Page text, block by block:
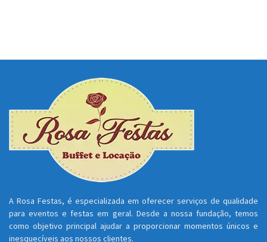
A Rosa Festas, é especializada em oferecer serviços de qualidade
para eventos e festas em geral. Desde a nossa fundação, temos
como objetivo principal ajudar a proporcionar momentos únicos e
inesquecíveis aos nossos clientes.